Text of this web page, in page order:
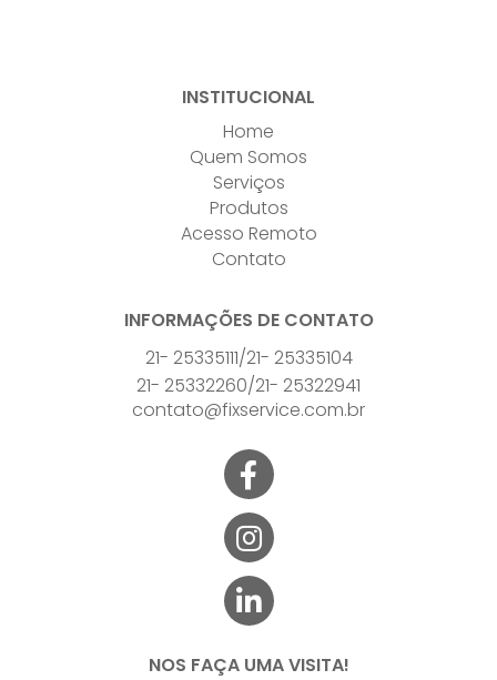
INSTITUCIONAL
Home
Quem Somos
Serviços
Produtos
Acesso Remoto
Contato
INFORMAÇÕES DE CONTATO
21- 25335111/21- 25335104
21- 25332260/21- 25322941
contato@fixservice.com.br
NOS FAÇA UMA VISITA!